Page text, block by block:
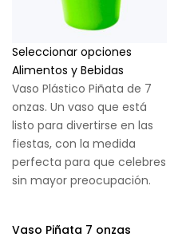
Seleccionar opciones
Alimentos y Bebidas
Vaso Plástico Piñata de 7
onzas. Un vaso que está
listo para divertirse en las
fiestas, con la medida
perfecta para que celebres
sin mayor preocupación.
Vaso Piñata 7 onzas